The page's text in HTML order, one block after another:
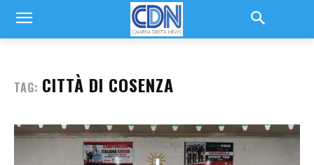
TAG: CITTÀ DI COSENZA